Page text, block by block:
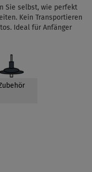
Sie selbst, wie perfekt
Kein Transportieren
Ideal für Anfänger